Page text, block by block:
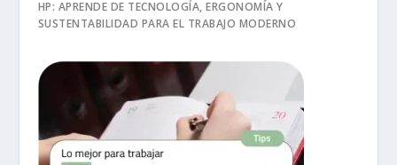
HP: APRENDE DE TECNOLOGÍA, ERGONOMÍA Y
SUSTENTABILIDAD PARA EL TRABAJO MODERNO